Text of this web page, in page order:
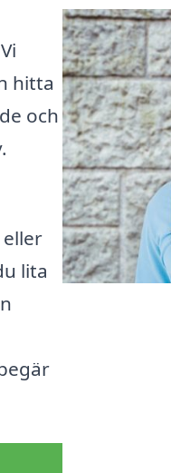
hitta
och
lita